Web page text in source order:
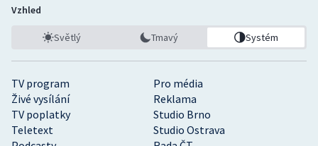
Ostatní
TV program
Pro média
Živé vysílání
Reklama
TV poplatky
Studio Brno
Teletext
Studio Ostrava
Vzhled
Světlý Tmavý Systém